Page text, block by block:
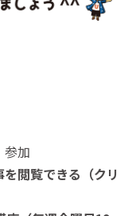
加
閲覧できる（クリ